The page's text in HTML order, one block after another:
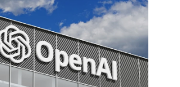
ПРИОРИТЕТНЫЕ
ЗАДАЧИ
ПО
РАЗВИТИЮ
ЭКОСИСТЕМЫ
ИСКУССТВЕННОГО